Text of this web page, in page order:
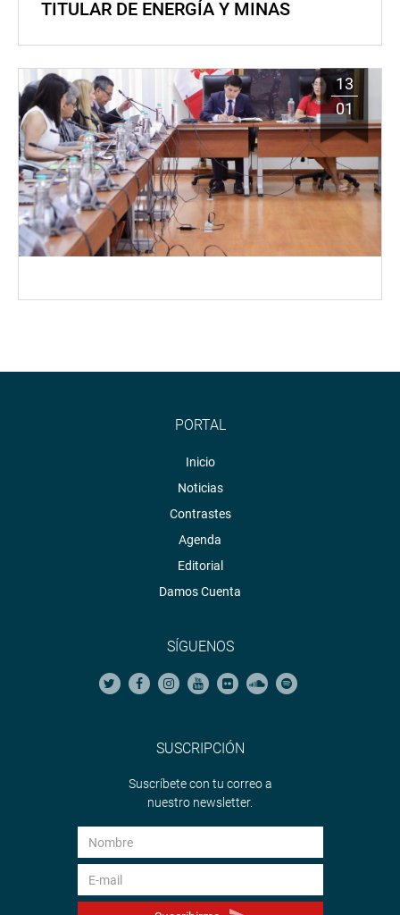
TITULAR DE ENERGÍA Y MINAS
13
01
PORTAL
Inicio
Noticias
Contrastes
Agenda
Editorial
Damos Cuenta
SÍGUENOS
SUSCRIPCIÓN
Suscríbete con tu correo a
nuestro newsletter.